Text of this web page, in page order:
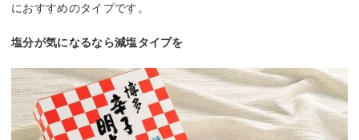
におすすめのタイプです。
塩分が気になるなら減塩タイプを